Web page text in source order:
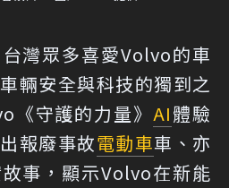
灣眾多喜愛Volvo的車
輛安全與科技的獨到之
《守護的力量》AI體驗
報廢事故電動車車、亦
事，顯示Volvo在新能